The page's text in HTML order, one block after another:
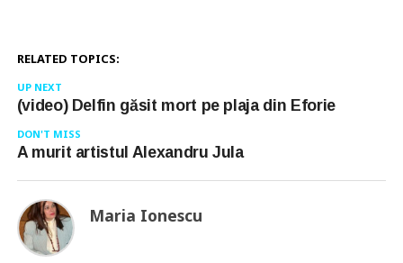
RELATED TOPICS:
UP NEXT
(video) Delfin găsit mort pe plaja din Eforie
DON'T MISS
A murit artistul Alexandru Jula
Maria Ionescu